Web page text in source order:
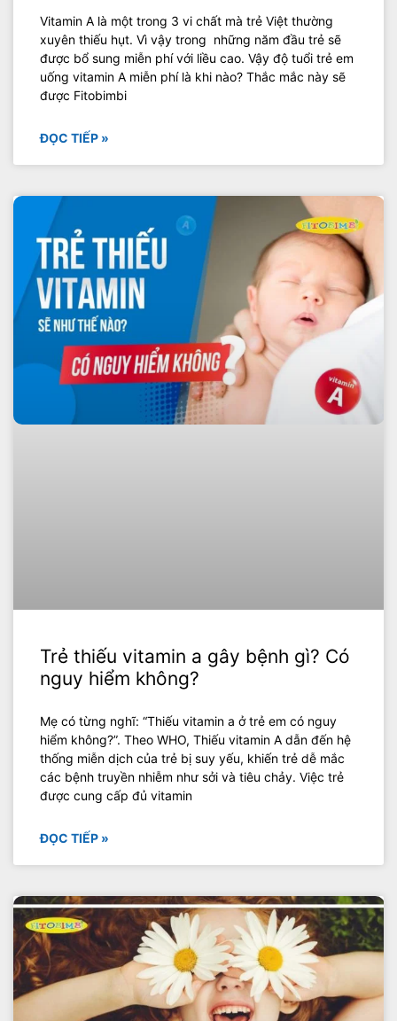
Vitamin A là một trong 3 vi chất mà trẻ Việt thường
xuyên thiếu hụt. Vì vậy trong những năm đầu trẻ sẽ
được bổ sung miễn phí với liều cao. Vậy độ tuổi trẻ em
uống vitamin A miễn phí là khi nào? Thắc mắc này sẽ
được Fitobimbi
ĐỌC TIẾP »
Trẻ thiếu vitamin a gây bệnh gì? Có
nguy hiểm không?
‍Mẹ có từng nghĩ: “Thiếu vitamin a ở trẻ em có nguy
hiểm không?”. Theo WHO, Thiếu vitamin A dẫn đến hệ
thống miễn dịch của trẻ bị suy yếu, khiến trẻ dễ mắc
các bệnh truyền nhiễm như sởi và tiêu chảy. Việc trẻ
được cung cấp đủ vitamin
ĐỌC TIẾP »